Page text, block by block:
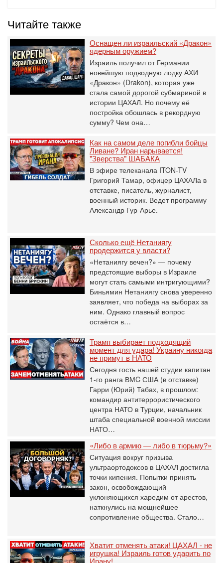
Читайте также
Оснащен ли израильский «Дракон»
ядерным оружием?
Израиль получил от Германии
новейшую подводную лодку АХИ
«Дракон» (Drakon), которая уже
стала самой дорогой субмариной в
истории ЦАХАЛ. Но почему её
постройка обошлась в рекордную
сумму? Чем она…
Как на самом деле погибли бойцы
Ливане? Иран нарывается!
"Зверства" ШАБАКА
В эфире телеканала ITON-TV
Григорий Тамар, офицер ЦАХАЛа в
отставке, писатель, журналист,
военный историк. Ведет программу
Александр Гур-Арье.
Сколько ещё Нетаниягу
продержится у власти?
«Нетаниягу вечен?» — почему
предстоящие выборы в Израиле
могут стать самыми интригующими?
Биньямин Нетаниягу снова уверенно
заявляет, что победа на выборах за
ним. Однако главный вопрос
остаётся в…
Трамп выбирает подходящий
момент для удара! Украину никогда
не примут в НАТО
Сегодня гость нашей студии капитан
1-го ранга ВМC США (в отставке)
Гарри (Юрий) Табах, в прошлом:
командир антитеррористического
центра НАТО в Турции, начальник
штаба специальной военной миссии
НАТО…
«Либо в армию — либо в тюрьму?»
Ситуация вокруг призыва
ультраортодоксов в ЦАХАЛ достигла
точки кипения. Попытки принять
закон, освобождающий
уклоняющихся харедим от арестов,
наткнулись на мощнейшее
сопротивление общества. Стало…
Хватит отменять атаки! ЦАХАЛ - не
игрушка! Израиль готов ударить по
Ирану!